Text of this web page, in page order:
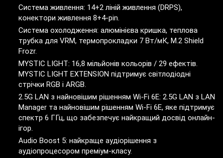
Система живлення: 14+2 ліній живлення (DRPS),
конектори живлення 8+4-pin.
Система охолодження: алюмінієва кришка, теплова
трубка для VRM, термопрокладки 7 Вт/мК, M.2 Shield
Frozr.
MYSTIC LIGHT: 16,8 мільйонів кольорів / 29 ефектів.
MYSTIC LIGHT EXTENSION підтримує світлодіодні
стрічки RGB і ARGB.
2.5G LAN з найновішим рішенням Wi-Fi 6E: 2.5G LAN з LAN
Manager та найновішим рішенням Wi-Fi 6E, яке підтримує
спектр 6 ГГц, що забезпечує найкращий досвід онлайн-
ігор.
Audio Boost 5: найкраще аудіорішення з
аудіопроцесором преміум-класу.